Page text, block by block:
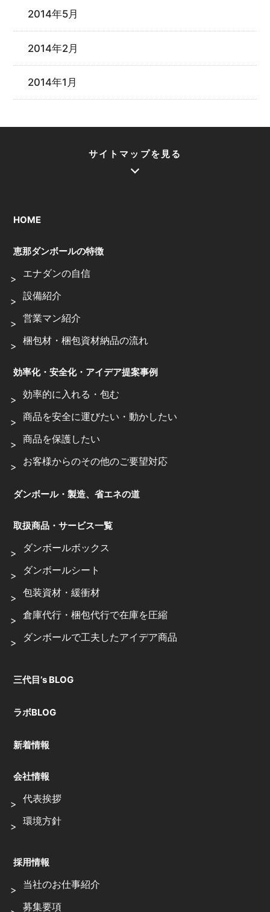
2014年5月
2014年2月
2014年1月
サイトマップを見る
HOME
恵那ダンボールの特徴
エナダンの自信
設備紹介
営業マン紹介
梱包材・梱包資材納品の流れ
効率化・安全化・アイデア提案事例
効率的に入れる・包む
商品を安全に運びたい・動かしたい
商品を保護したい
お客様からのその他のご要望対応
ダンボール・製造、省エネの道
取扱商品・サービス一覧
ダンボールボックス
ダンボールシート
包装資材・緩衝材
倉庫代行・梱包代行で在庫を圧縮
ダンボールで工夫したアイデア商品
三代目’s BLOG
ラボBLOG
新着情報
会社情報
代表挨拶
環境方針
採用情報
当社のお仕事紹介
募集要項